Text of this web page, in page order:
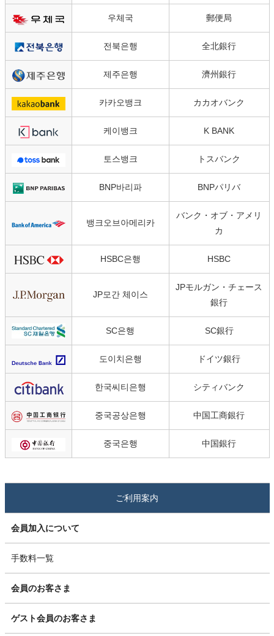
우체국 郵便局
전북은행 全北銀行
제주은행 濟州銀行
카카오뱅크 カカオバンク
케이뱅크 K BANK
토스뱅크 トスバンク
BNP바리파 BNPパリバ
뱅크오브아메리카
バンク・オブ・アメリ
カ
HSBC은행 HSBC
JP모간 체이스
JPモルガン・チェース
銀行
SC은행 SC銀行
도이치은행 ドイツ銀行
한국씨티은행 シティバンク
중국공상은행 中国工商銀行
중국은행 中国銀行
ご利用案内
会員加入について
手数料一覧
会員のお客さま
ゲスト会員のお客さま